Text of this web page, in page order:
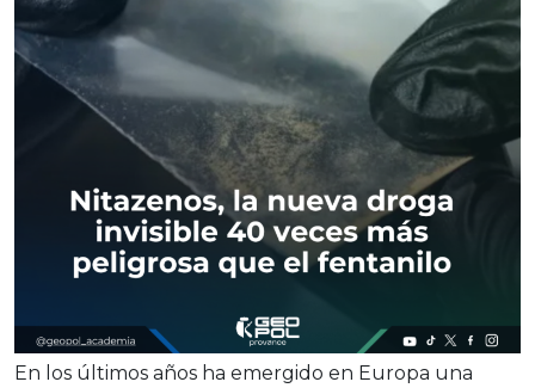
En los últimos años ha emergido en Europa una